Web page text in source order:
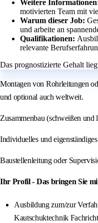
Weitere
motivierten Team mit
Warum dieser Job:
und arbeite an
Qualifikationen:
relevante
Das prognostizierte Gehalt
Montagen von Rohrleitungen
und optional auch weltweit.
Zusammenbau (schweißen
Individuelles und
Baustellenleitung oder
Ihr Profil - Das bringen Sie
Ausbildung zum/zur
Kautschuktechnik